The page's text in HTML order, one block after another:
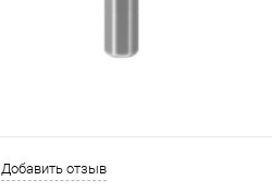
Добавить отзыв